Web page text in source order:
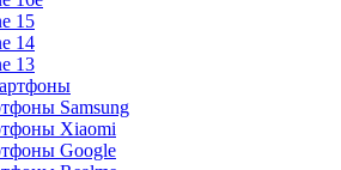
15
14
13
Samsung
Xiaomi
Google